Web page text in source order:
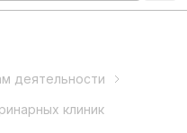
деятельности
клиник